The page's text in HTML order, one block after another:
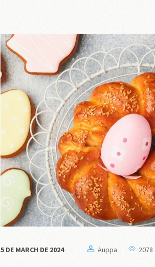
5 DE MARCH DE 2024 Auppa 2078